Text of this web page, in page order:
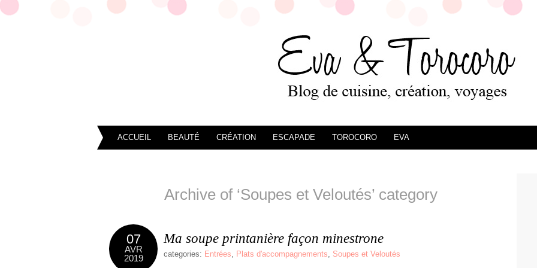
ACCUEIL BEAUTÉ CRÉATION ESCAPADE TOROCORO EVA
Archive of ‘Soupes et Veloutés’ category
07
AVR
2019
Ma soupe printanière façon minestrone
categories: Entrées, Plats d'accompagnements, Soupes et Veloutés